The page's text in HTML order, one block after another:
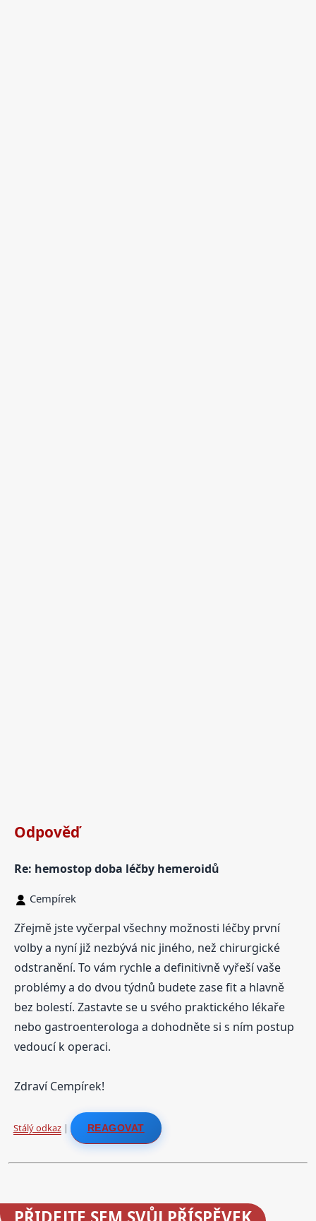
Odpověď
Re: hemostop doba léčby hemeroidů
Cempírek
Zřejmě jste vyčerpal všechny možnosti léčby první
volby a nyní již nezbývá nic jiného, než chirurgické
odstranění. To vám rychle a definitivně vyřeší vaše
problémy a do dvou týdnů budete zase fit a hlavně
bez bolestí. Zastavte se u svého praktického lékaře
nebo gastroenterologa a dohodněte si s ním postup
vedoucí k operaci.
Zdraví Cempírek!
Stálý odkaz| REAGOVAT